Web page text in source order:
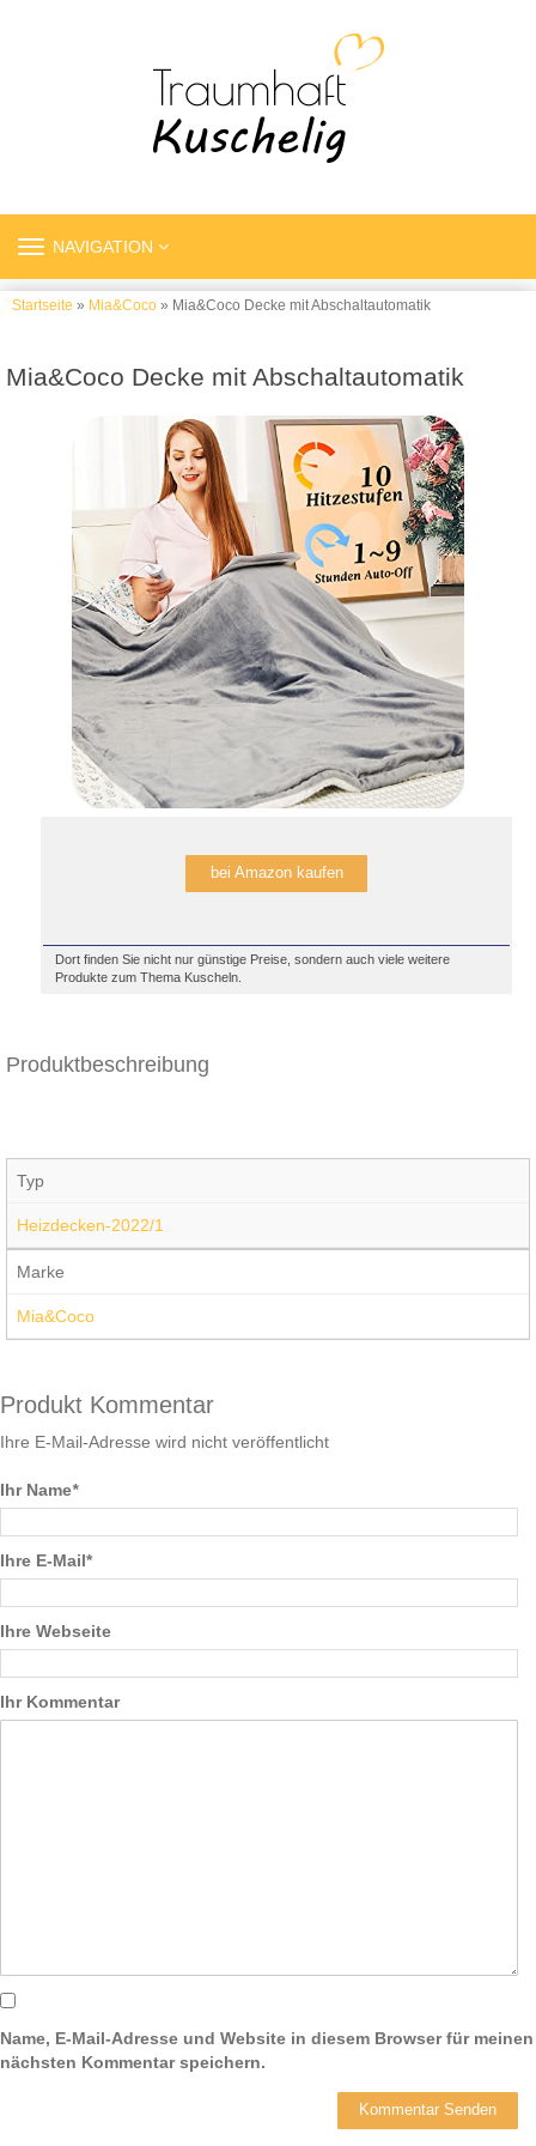
TOGGLE
NAVIGATION
Startseite » Mia&Coco » Mia&Coco Decke mit Abschaltautomatik
Mia&Coco Decke mit Abschaltautomatik
bei Amazon kaufen
Dort finden Sie nicht nur günstige Preise, sondern auch viele weitere
Produkte zum Thema Kuscheln.
Produktbeschreibung
Typ
Heizdecken-2022/1
Marke
Mia&Coco
Produkt Kommentar
Ihre E-Mail-Adresse wird nicht veröffentlicht
Ihr Name*
Ihre E-Mail*
Ihre Webseite
Ihr Kommentar
Name, E-Mail-Adresse und Website in diesem Browser für meinen
nächsten Kommentar speichern.